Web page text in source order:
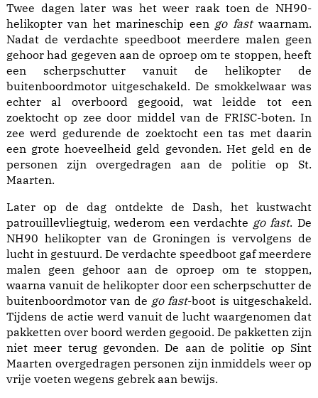
Twee dagen later was het weer raak toen de NH90-
helikopter van het marineschip een go fastwaarnam.
Nadat de verdachte speedboot meerdere malen geen
gehoor had gegeven aan de oproep om te stoppen, heeft
een scherpschutter vanuit de helikopter de
buitenboordmotor uitgeschakeld. De smokkelwaar was
echter al overboord gegooid, wat leidde tot een
zoektocht op zee door middel van de FRISC-boten. In
zee werd gedurende de zoektocht een tas met daarin
een grote hoeveelheid geld gevonden. Het geld en de
personen zijn overgedragen aan de politie op St.
Maarten.
Later op de dag ontdekte de Dash, het kustwacht
patrouillevliegtuig, wederom een verdachte go fast. De
NH90 helikopter van de Groningen is vervolgens de
lucht in gestuurd. De verdachte speedboot gaf meerdere
malen geen gehoor aan de oproep om te stoppen,
waarna vanuit de helikopter door een scherpschutter de
buitenboordmotor van de go fast-boot is uitgeschakeld.
Tijdens de actie werd vanuit de lucht waargenomen dat
pakketten over boord werden gegooid. De pakketten zijn
niet meer terug gevonden. De aan de politie op Sint
Maarten overgedragen personen zijn inmiddels weer op
vrije voeten wegens gebrek aan bewijs.